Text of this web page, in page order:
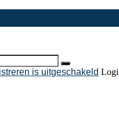
is uitgeschakeld